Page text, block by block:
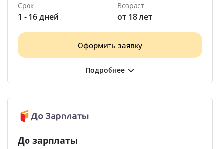
Срок
1 - 16 дней
Возраст
от 18 лет
Оформить заявку
До зарплаты